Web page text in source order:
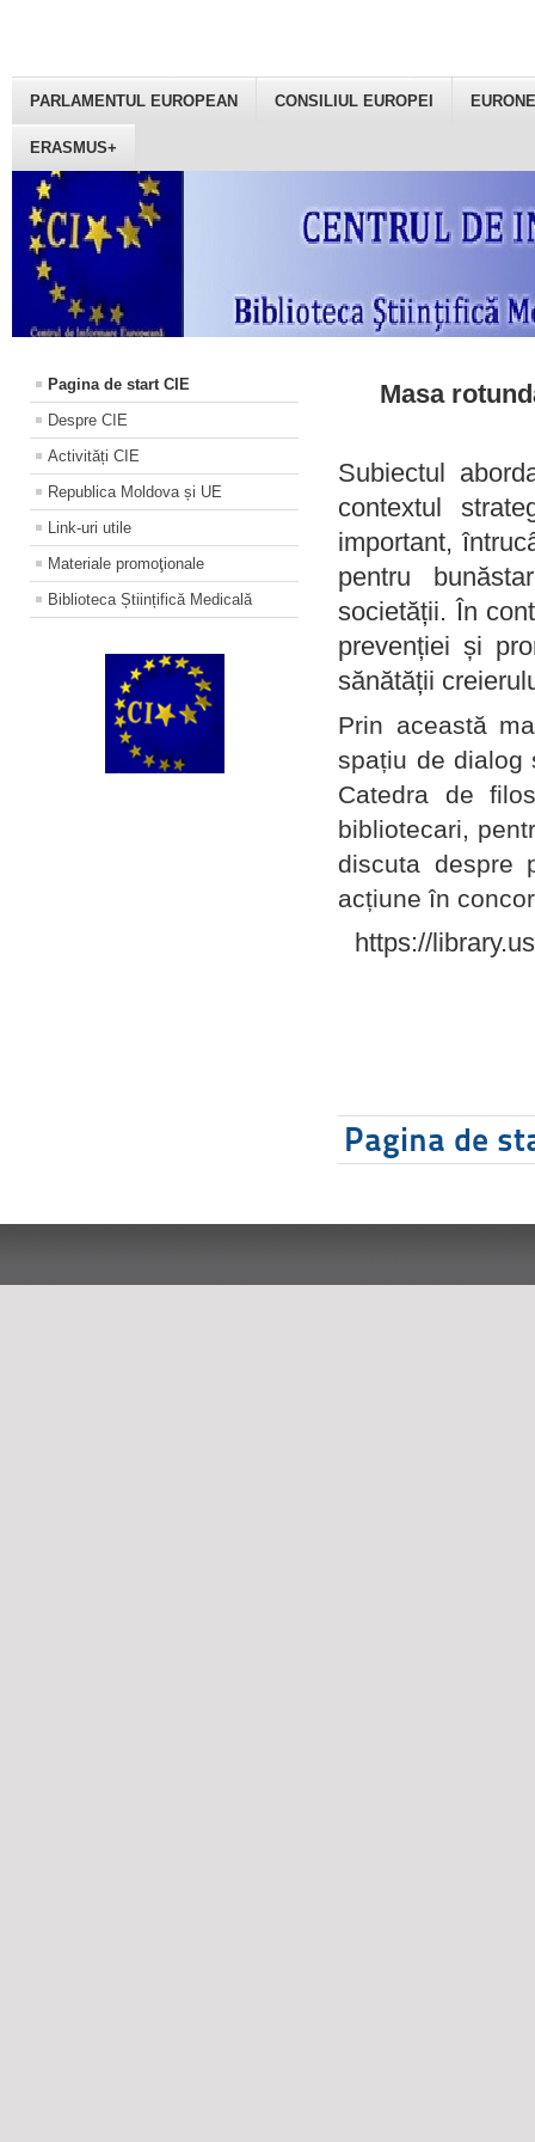
PARLAMENTUL EUROPEAN CONSILIUL EUROPEI
ERASMUS+
Pagina de start CIE
Despre CIE
Activități CIE
Republica Moldova și UE
Link-uri utile
Materiale promoţionale
Biblioteca Științifică Medicală
Masa
Subiectul
contextul
important,
pentru
societății. În
prevenției și
sănătății
Prin această
spațiu de dialog
Catedra de
bibliotecari,
discuta despre
acțiune în
https://
Pagina de